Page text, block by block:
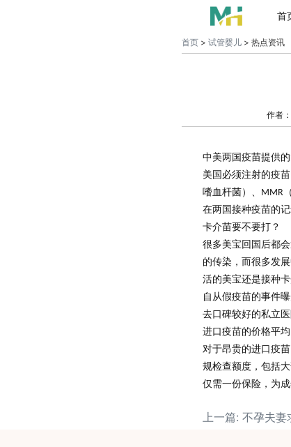
首
首页> 试管婴儿> 热点资讯
作者
中美两国疫苗提供
美国必须注射的疫苗
嗜血杆菌）、 MMR
在两国接种疫苗的
卡介苗要不要打？
很多美宝回国后都
的传染，而很多发
活的美宝还是接种卡
自从假疫苗的事件
去口碑较好的私立
进口疫苗的价格平
对于昂贵的进口疫
规检查额度，包括
仅需一份保险，为